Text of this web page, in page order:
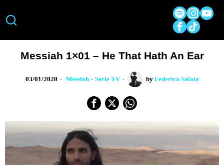
Messiah 1×01 – He That Hath An Ear
03/01/2020 Messiah · Serie TV by Federico Salata